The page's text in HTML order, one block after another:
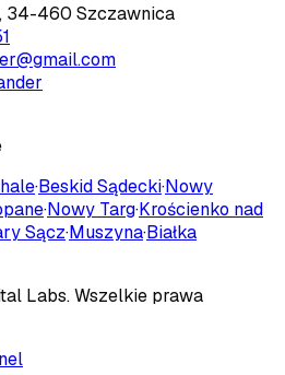
34-460 Szczawnica
·Beskid Sądecki·Nowy
·Nowy Targ·Krościenko nad
Sącz·Muszyna·Białka
Labs. Wszelkie prawa